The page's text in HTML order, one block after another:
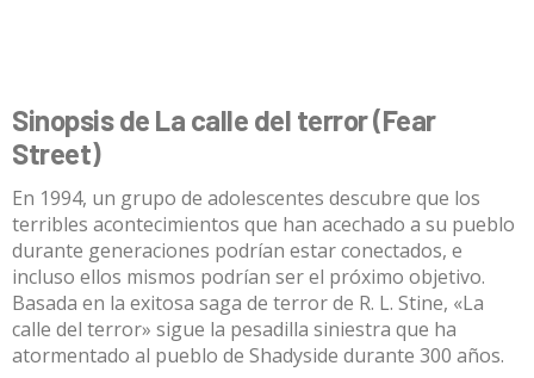
Sinopsis de La calle del terror (Fear
Street)
En 1994, un grupo de adolescentes descubre que los
terribles acontecimientos que han acechado a su pueblo
durante generaciones podrían estar conectados, e
incluso ellos mismos podrían ser el próximo objetivo.
Basada en la exitosa saga de terror de R. L. Stine, «La
calle del terror» sigue la pesadilla siniestra que ha
atormentado al pueblo de Shadyside durante 300 años.